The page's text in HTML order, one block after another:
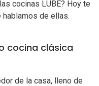
cocinas LUBE? Hoy te
de ellas.
cocina clásica
de la casa, lleno de